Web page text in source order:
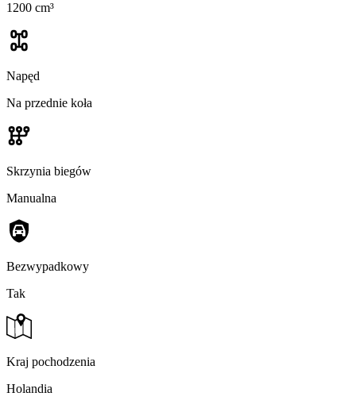
1200 cm³
Napęd
Na przednie koła
Skrzynia biegów
Manualna
Bezwypadkowy
Tak
Kraj pochodzenia
Holandia